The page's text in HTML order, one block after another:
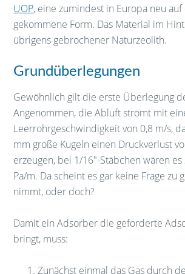
UOP, eine zumindest in Europa neu
gekommene Form. Das Material im
übrigens gebrochener Naturzeolith.
Grundüberlegungen
Gewöhnlich gilt die erste Überlegung
Angenommen, die Abluft strömt mit
Leerrohrgeschwindigkeit von 0,8 m/s,
mm große Kugeln einen Druckverlust
erzeugen, bei 1/16″-Stäbchen wären
Pa/m. Da scheint es gar keine Frage zu
nimmt, oder doch?
Damit ein Adsorber die geforderte
bringt, muss:
Zunächst einmal das Gas durch